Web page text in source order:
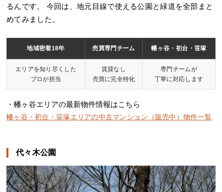
るんです。 今回は、地元目線で使える公園と緑道を全部まと
めてみました。
地域密着18年 売買専門チーム 幡ヶ谷・初台・笹塚
エリアを知り尽くした
プロが担当
賃貸なし
売買に完全特化
専門チームが
丁寧に対応します
・幡ヶ谷エリアの最新物件情報はこちら
幡ヶ谷・初台・笹塚エリアの中古マンション（販売中）物件一覧
代々木公園